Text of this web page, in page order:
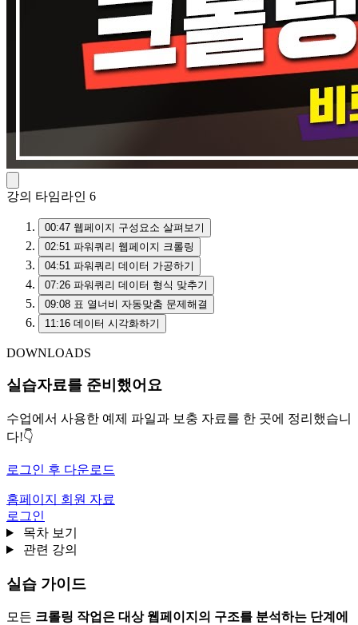
강의 타임라인 6
00:47 웹페이지 구성요소 살펴보기
02:51 파워쿼리 웹페이지 크롤링
04:51 파워쿼리 데이터 가공하기
07:26 파워쿼리 데이터 형식 맞추기
09:08 표 열너비 자동맞춤 문제해결
11:16 데이터 시각화하기
DOWNLOADS
실습자료를 준비했어요
수업에서 사용한 예제 파일과 보충 자료를 한 곳에 정리했습니
다!👇
로그인 후 다운로드
홈페이지 회원 자료
로그인
목차 보기
관련 강의
실습 가이드
모든 크롤링 작업은 대상 웹페이지의 구조를 분석하는 단계에